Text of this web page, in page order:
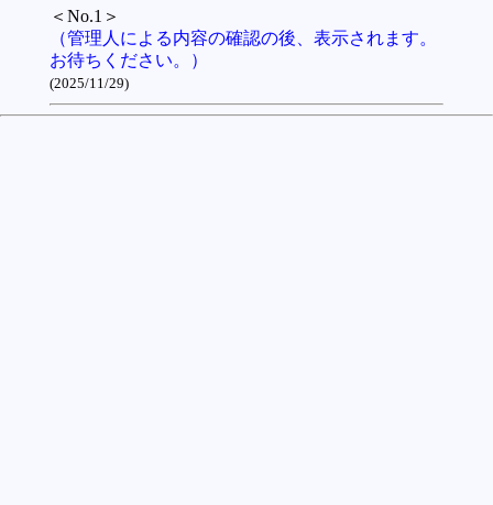
＜No.1＞
（管理人による内容の確認の後、表示されます。
お待ちください。）
(2025/11/29)